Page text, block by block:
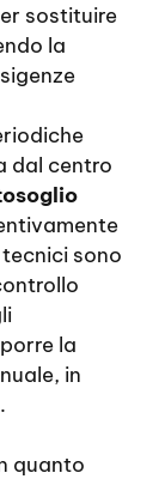
sostituire
la
dal centro
sono
la
in
quanto